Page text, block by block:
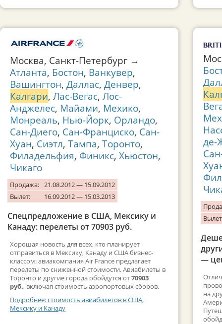
Москва, Санкт-Петербург →
Атланта, Бостон, Ванкувер,
Вашингтон, Даллас, Денвер,
Калгари, Лас-Вегас, Лос-
Анджелес, Майами, Мехико,
Монреаль, Нью-Йорк, Орландо,
Сан-Диего, Сан-Франциско, Сан-
Хуан, Сиэтл, Тампа, Торонто,
Филадельфия, Финикс, Хьюстон,
Чикаго
Продажа: 21.08.2012 — 15.09.2012
Вылет:
16.09.2012 — 15.03.2013
Спецпредложение в США, Мексику и
Канаду: перелеты от 70903 руб.
Хорошая новость для всех, кто планирует
отправиться в Мексику, Канаду и США бизнес-
классом: авиакомпания Air France предлагает
перелеты по сниженной стоимости. Авиабилеты в
Торонто и другие города обойдутся от70903
руб., включая стоимость аэропортовых сборов.
Подробнее: стоимость авиабилетов в США,
Мексику и Канаду
де-
—
на